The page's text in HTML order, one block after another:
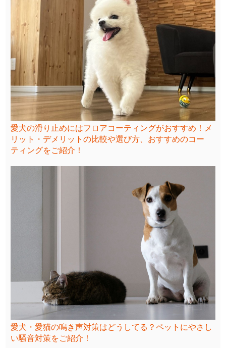
愛犬の滑り止めにはフロアコーティングがおすすめ！メ
リット・デメリットの比較や選び方、おすすめのコー
ティングをご紹介！
愛犬・愛猫の鳴き声対策はどうしてる？ペットにやさし
い騒音対策をご紹介！